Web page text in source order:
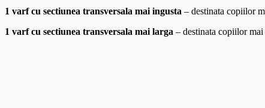
1 varf cu sectiunea transversala mai ingusta – destinata copiilor
1 varf cu sectiunea transversala mai larga – destinata copiilor